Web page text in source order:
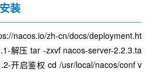
装
nacos.io/zh-cn/docs/deployment.ht
解压 tar -zxvf nacos-server-2.2.3.ta
开启鉴权 cd /usr/local/nacos/conf v